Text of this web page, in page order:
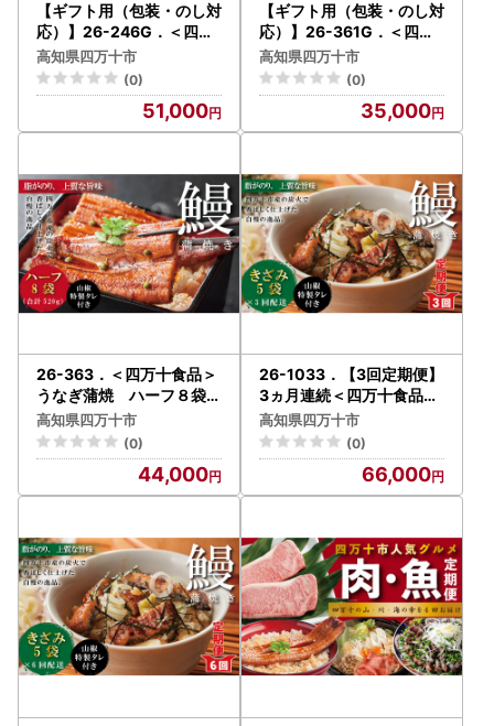
【ギフト用（包装・のし対
応）】26-246G．＜四万
十食品＞うなぎ蒲焼 ハー
フ8袋／ＤＥＥ
高知県四万十市
(0)
51,000
【ギフト用（包装・のし対
応）】26-361G．＜四万
十食品＞うなぎ蒲焼 ハー
フ6袋／ＣＤ
高知県四万十市
(0)
35,000
26-363．＜四万十食品＞
うなぎ蒲焼 ハーフ８袋／
ＤＥＥ
高知県四万十市
(0)
44,000
26-1033．【3回定期便】
3ヵ月連続＜四万十食品＞
うなぎ蒲焼きざみ5袋(合
計225g) ／Ｋ5
高知県四万十市
(0)
66,000